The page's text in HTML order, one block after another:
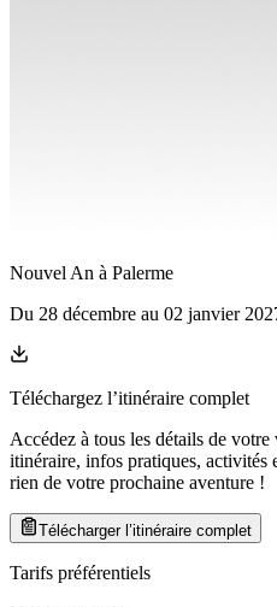
Nouvel An à Palerme
Du 28 décembre au 02 janvier
Téléchargez l’itinéraire complet
Accédez à tous les détails de
itinéraire, infos pratiques, activités
rien de votre prochaine aventure !
Télécharger l’itinéraire complet
Tarifs préférentiels